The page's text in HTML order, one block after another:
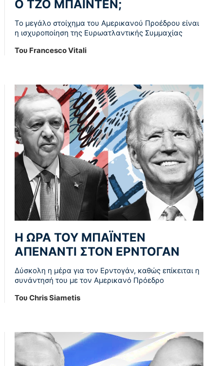
Ο ΤΖΟ ΜΠΑΪΝΤΕΝ;
Το μεγάλο στοίχημα του Αμερικανού Προέδρου είναι
η ισχυροποίηση της Ευρωατλαντικής Συμμαχίας
Του Francesco Vitali
Η ΩΡΑ ΤΟΥ ΜΠΑΪΝΤΕΝ
ΑΠΕΝΑΝΤΙ ΣΤΟΝ ΕΡΝΤΟΓΑΝ
Δύσκολη η μέρα για τον Ερντογάν, καθώς επίκειται η
συνάντησή του με τον Αμερικανό Πρόεδρο
Του Chris Siametis